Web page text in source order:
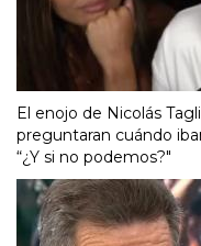
El enojo de Nicolás
preguntaran cuándo
“¿Y si no podemos?"